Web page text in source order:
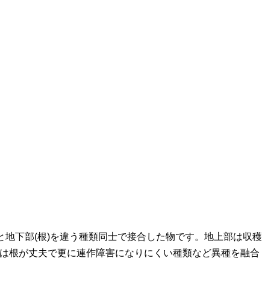
地下部(根)を違う種類同士で接合した物です。地上部は収穫
根が丈夫で更に連作障害になりにくい種類など異種を融合